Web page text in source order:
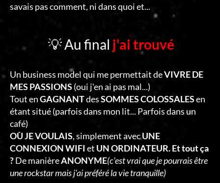
savais pas comment, ni dans quoi et...
💡 Au final j'ai trouvé
Un business model qui me permettait deVIVRE DE
MES PASSIONS (oui j'en ai pas mal...)
Tout enGAGNANTdesSOMMES COLOSSALESen
étant situé (parfois dans mon lit... Parfois dans un
café)
OÙ JE VOULAIS, simplement avecUNE
CONNEXION WIFI et UN ORDINATEUR. Et tout ça
?De manièreANONYME(c'est vrai que je pourrais être
une rockstar mais j'ai préféré la vie tranquille)